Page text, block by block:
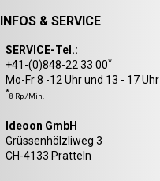
INFOS & SERVICE
SERVICE-Tel.:
+41-(0)848-22 33 00*
Mo-Fr 8 -12 Uhr und 13 - 17 Uhr
*8 Rp./Min.
Ideoon GmbH
Grüssenhölzliweg 3
CH-4133 Pratteln